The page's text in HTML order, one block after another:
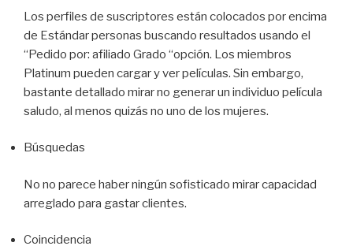
Los perfiles de suscriptores están colocados por encima
de Estándar personas buscando resultados usando el
“Pedido por: afiliado Grado “opción. Los miembros
Platinum pueden cargar y ver películas. Sin embargo,
bastante detallado mirar no generar un individuo película
saludo, al menos quizás no uno de los mujeres.
Búsquedas
No no parece haber ningún sofisticado mirar capacidad
arreglado para gastar clientes.
Coincidencia